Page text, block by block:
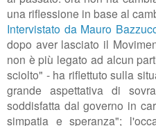
una riflessione in base al
Intervistato da Mauro
dopo aver lasciato il
non è più legato ad alcun
sciolto" - ha riflettuto sulla
grande aspettativa di
soddisfatta dal governo in
simpatia e speranza";